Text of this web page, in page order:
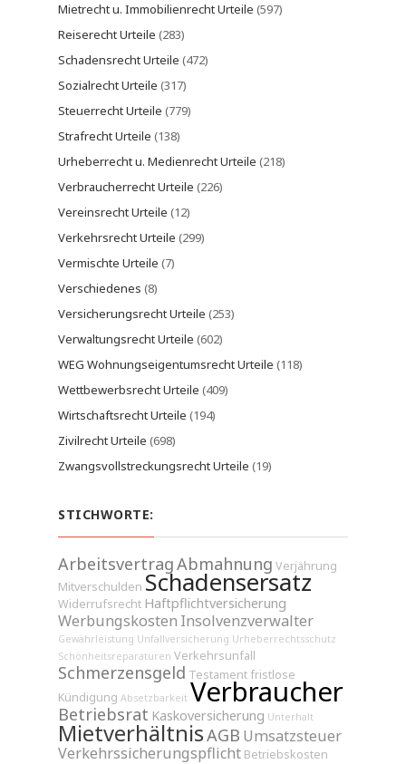
Mietrecht u. Immobilienrecht Urteile (597)
Reiserecht Urteile (283)
Schadensrecht Urteile (472)
Sozialrecht Urteile (317)
Steuerrecht Urteile (779)
Strafrecht Urteile (138)
Urheberrecht u. Medienrecht Urteile (218)
Verbraucherrecht Urteile (226)
Vereinsrecht Urteile (12)
Verkehrsrecht Urteile (299)
Vermischte Urteile (7)
Verschiedenes (8)
Versicherungsrecht Urteile (253)
Verwaltungsrecht Urteile (602)
WEG Wohnungseigentumsrecht Urteile (118)
Wettbewerbsrecht Urteile (409)
Wirtschaftsrecht Urteile (194)
Zivilrecht Urteile (698)
Zwangsvollstreckungsrecht Urteile (19)
STICHWORTE:
ArbeitsvertragAbmahnung Verjährung
Mitverschulden Schadensersatz
Widerrufsrecht Haftpflichtversicherung
Werbungskosten Insolvenzverwalter
Gewährleistung Unfallversicherung Urheberrechtsschutz
Schönheitsreparaturen Verkehrsunfall
Schmerzensgeld Testament fristlose
Kündigung Absetzbarkeit Verbraucher
Betriebsrat Kaskoversicherung Unterhalt
MietverhältnisAGB Umsatzsteuer
Verkehrssicherungspflicht Betriebskosten